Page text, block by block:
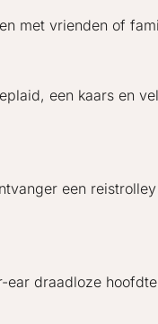
met vrienden of
een kaars en
een
ear draadloze